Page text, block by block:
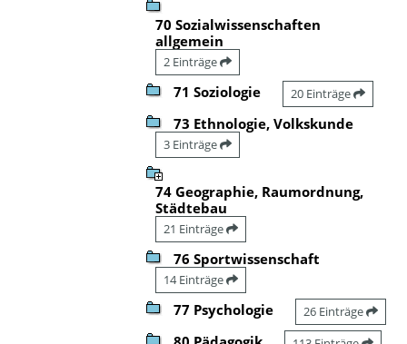
70 Sozialwissenschaften
allgemein
2 Einträge
71 Soziologie 20 Einträge
73 Ethnologie, Volkskunde
3 Einträge
74 Geographie, Raumordnung,
Städtebau
21 Einträge
76 Sportwissenschaft
14 Einträge
77 Psychologie 26 Einträge